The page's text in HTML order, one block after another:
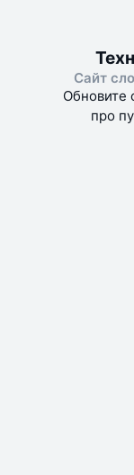
Сайт
Обновите
про